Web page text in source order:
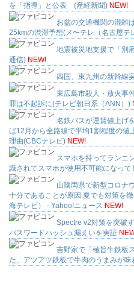
を「指導」と公表 (産経新聞) NEW!
お盆の交通機関の混雑
25kmの渋滞予想(メ〜テレ（名古屋テ
地震被災地支援で「別
通信) NEW!
四国、東九州の新幹線
東広島市殺人・放火
罪は不起訴に(テレビ朝日系（ANN）)
名鉄バスが運賃値上げ
ば12月から全路線で平均1割程度の値
理由(CBCテレビ) NEW!
スマホを持ってランニ
識されてスマホが使用不可能になって
山陰両県で新型コロナ
十分であることが原因 夏でも対策を
海テレビ） - Yahoo!ニュース NEW!
Spectre v2対策を突破
パスワードハッシュ漏えいを実証
吉野家で「極旨牛鉄板
た、アツアツ鉄板で牛肉のうまみが味